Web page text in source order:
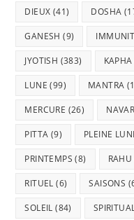
DIEUX (41) DOSHA
GANESH (9)
JYOTISH (383) KAPHA
LUNE (99) MANTRA
MERCURE (26)
PITTA (9) PLEINE
PRINTEMPS (8) RAHU
RITUEL (6) SAISONS
SOLEIL (84)